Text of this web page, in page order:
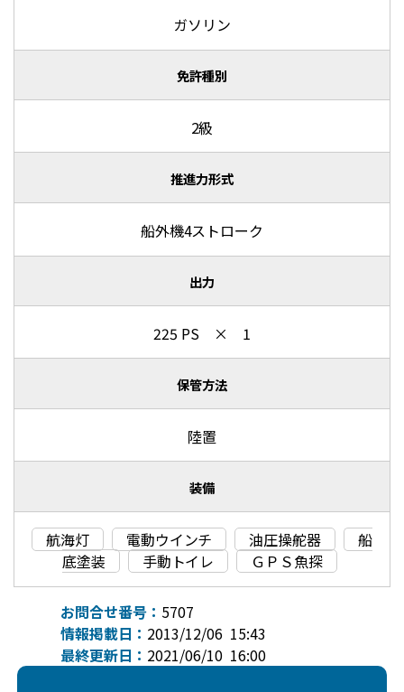
ガソリン
免許種別
2級
推進力形式
船外機4ストローク
出力
225 PS × 1
保管方法
陸置
装備
航海灯 電動ウインチ 油圧操舵器
船
底塗装
手動トイレ ＧＰＳ魚探
お問合せ番号： 5707
情報掲載日： 2013/12/06 15:43
最終更新日： 2021/06/10 16:00